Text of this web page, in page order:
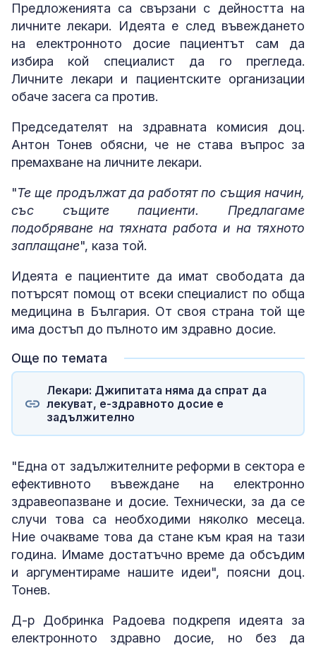
Предложенията са свързани с дейността на
личните лекари. Идеята е след въвеждането
на електронното досие пациентът сам да
избира кой специалист да го прегледа.
Личните лекари и пациентските организации
обаче засега са против.
Председателят на здравната комисия доц.
Антон Тонев обясни, че не става въпрос за
премахване на личните лекари.
"Те ще продължат да работят по същия начин,
със същите пациенти. Предлагаме
подобряване на тяхната работа и на тяхното
заплащане", каза той.
Идеята е пациентите да имат свободата да
потърсят помощ от всеки специалист по обща
медицина в България. От своя страна той ще
има достъп до пълното им здравно досие.
Още по темата
Лекари: Джипитата няма да спрат да
лекуват, е-здравното досие е
задължително
"Една от задължителните реформи в сектора е
ефективното въвеждане на електронно
здравеопазване и досие. Технически, за да се
случи това са необходими няколко месеца.
Ние очакваме това да стане към края на тази
година. Имаме достатъчно време да обсъдим
и аргументираме нашите идеи", поясни доц.
Тонев.
Д-р Добринка Радоева подкрепя идеята за
електронното здравно досие, но без да